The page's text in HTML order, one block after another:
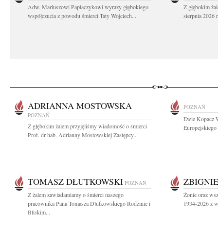
Adw. Mariuszowi Paplaczykowi wyrazy głębokiego
współczucia z powodu śmierci Taty Wojciech...
Z głębokim
sierpnia 2026
ADRIANNA MOSTOWSKA
POZNAŃ
Z głębokim żalem przyjęliśmy wiadomość o śmierci
Prof. dr hab. Adrianny Mostowskiej Zastępcy...
POZNAŃ
Ewie Kopacz
Europejskiego
TOMASZ DŁUTKOWSKI POZNAŃ
Z żalem zawiadamiamy o śmierci naszego
pracownika Pana Tomasza Dłutkowskiego Rodzinie i
Bliskim...
Żonie oraz
1934-2026 z